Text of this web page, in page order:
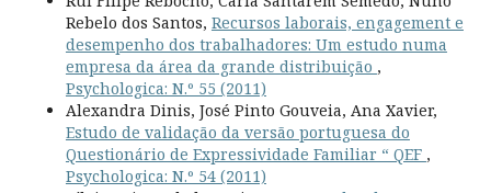
Rebelo dos Santos, Recursos laborais, engagement e
desempenho dos trabalhadores: Um estudo numa
empresa da área da grande distribuição ,
Psychologica: N.º 55 (2011)
Alexandra Dinis, José Pinto Gouveia, Ana Xavier,
Estudo de validação da versão portuguesa do
Questionário de Expressividade Familiar “ QEF ,
Psychologica: N.º 54 (2011)